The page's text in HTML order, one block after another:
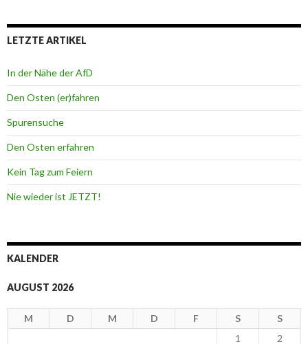
LETZTE ARTIKEL
In der Nähe der AfD
Den Osten (er)fahren
Spurensuche
Den Osten erfahren
Kein Tag zum Feiern
Nie wieder ist JETZT!
KALENDER
AUGUST 2026
M D M D F S
S
1
2